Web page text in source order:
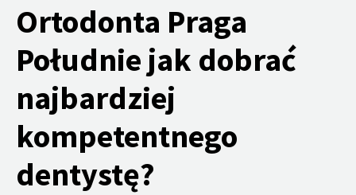
Ortodonta Praga
Południe jak dobrać
najbardziej
kompetentnego
dentystę?